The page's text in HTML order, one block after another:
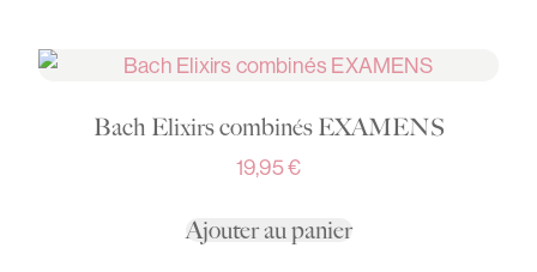
Bach Elixirs combinés EXAMENS
19,95€
Ajouter au panier